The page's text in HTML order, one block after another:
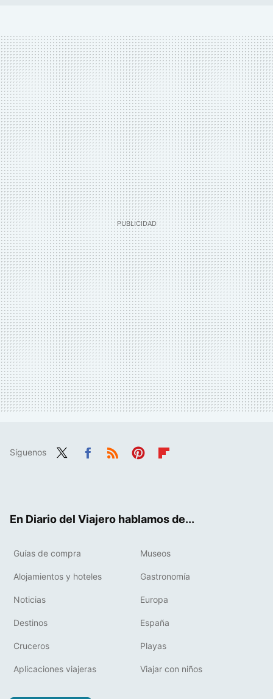
Síguenos
En Diario del Viajero hablamos de...
Guías de compra Museos
Alojamientos y hoteles Gastronomía
Noticias Europa
Destinos España
Cruceros Playas
Aplicaciones viajeras Viajar con niños